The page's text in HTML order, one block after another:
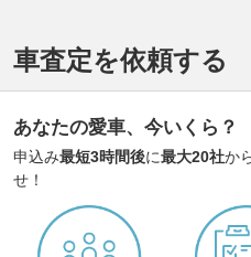
車査定を依頼する
あなたの愛車、今いくら？
申込み最短3時間後に最大20社か
せ！